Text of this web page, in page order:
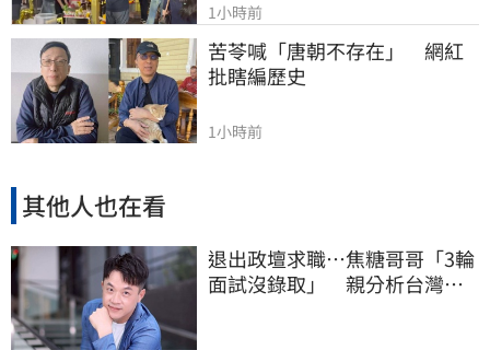
1小時前
苦苓喊「唐朝不存在」　網紅
批瞎編歷史
1小時前
其他人也在看
退出政壇求職…焦糖哥哥「3輪
面試沒錄取」 親分析台灣職